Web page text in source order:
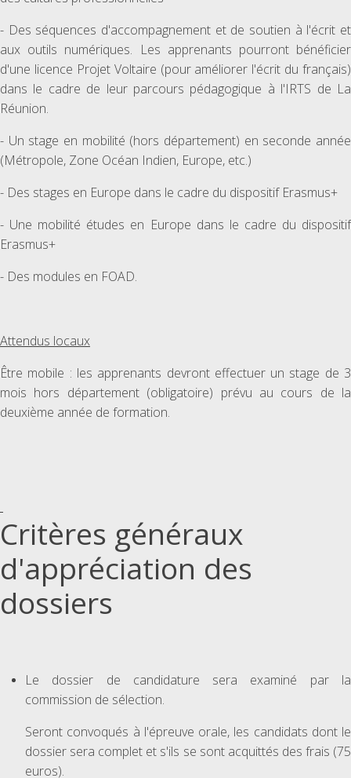
- Des séquences d'accompagnement et de soutien à l'écrit et
aux outils numériques. Les apprenants pourront bénéficier
d'une licence Projet Voltaire (pour améliorer l'écrit du français)
dans le cadre de leur parcours pédagogique à l'IRTS de La
Réunion.
- Un stage en mobilité (hors département) en seconde année
(Métropole, Zone Océan Indien, Europe, etc.)
- Des stages en Europe dans le cadre du dispositif Erasmus+
- Une mobilité études en Europe dans le cadre du dispositif
Erasmus+
- Des modules en FOAD.
Attendus locaux
Être mobile : les apprenants devront effectuer un stage de 3
mois hors département (obligatoire) prévu au cours de la
deuxième année de formation.
Critères généraux
d'appréciation des
dossiers
Le dossier de candidature sera examiné par la
commission de sélection.
Seront convoqués à l'épreuve orale, les candidats dont le
dossier sera complet et s'ils se sont acquittés des frais (75
euros).